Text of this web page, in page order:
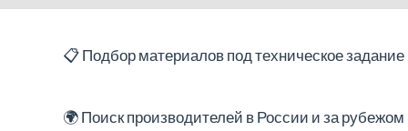
📋 Подбор материалов под техническое задание
🌍 Поиск производителей в России и за рубежом